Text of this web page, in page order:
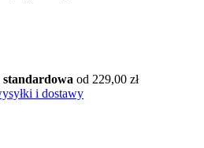
standardowa od 229,00 zł
i dostawy